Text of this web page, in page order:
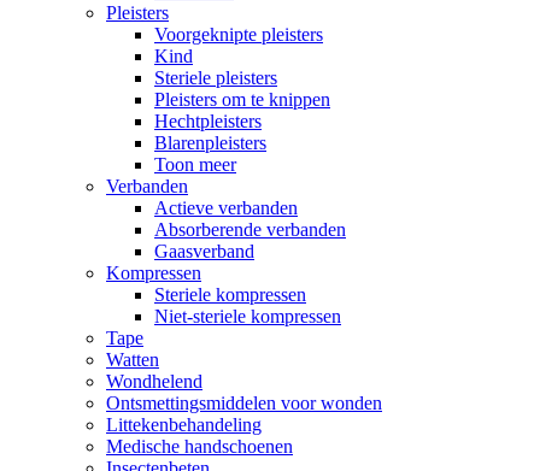
Pleisters
Voorgeknipte pleisters
Kind
Steriele pleisters
Pleisters om te knippen
Hechtpleisters
Blarenpleisters
Toon meer
Verbanden
Actieve verbanden
Absorberende verbanden
Gaasverband
Kompressen
Steriele kompressen
Niet-steriele kompressen
Tape
Watten
Wondhelend
Ontsmettingsmiddelen voor wonden
Littekenbehandeling
Medische handschoenen